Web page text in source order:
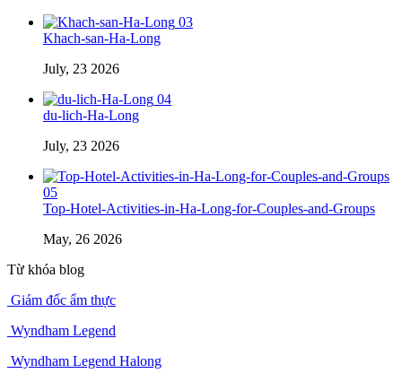
03
Khach-san-Ha-Long
July, 23 2026
04
du-lich-Ha-Long
July, 23 2026
05
Top-Hotel-Activities-in-Ha-Long-for-Couples-and-Groups
May, 26 2026
Từ khóa blog
Giám đốc ẩm thực
Wyndham Legend
Wyndham Legend Halong